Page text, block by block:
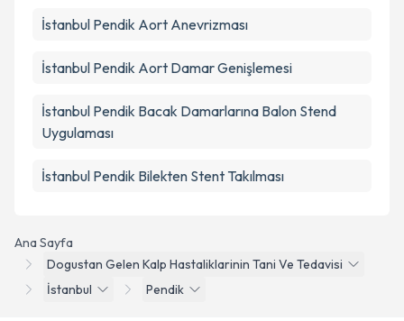
Ana Sayfa
Dogustan Gelen Kalp Hastaliklarinin Tani Ve Tedavisi
İstanbul
Pendik
İstanbul Pendik Aort Anevrizması
İstanbul Pendik Aort Damar Genişlemesi
İstanbul Pendik Bacak Damarlarına Balon Stend
Uygulaması
İstanbul Pendik Bilekten Stent Takılması